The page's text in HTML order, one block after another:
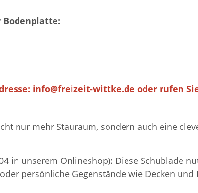
Bodenplatte:
info@freizeit-wittke.de oder rufen
nur mehr Stauraum, sondern auch eine
in unserem Onlineshop): Diese Schublade
persönliche Gegenstände wie Decken